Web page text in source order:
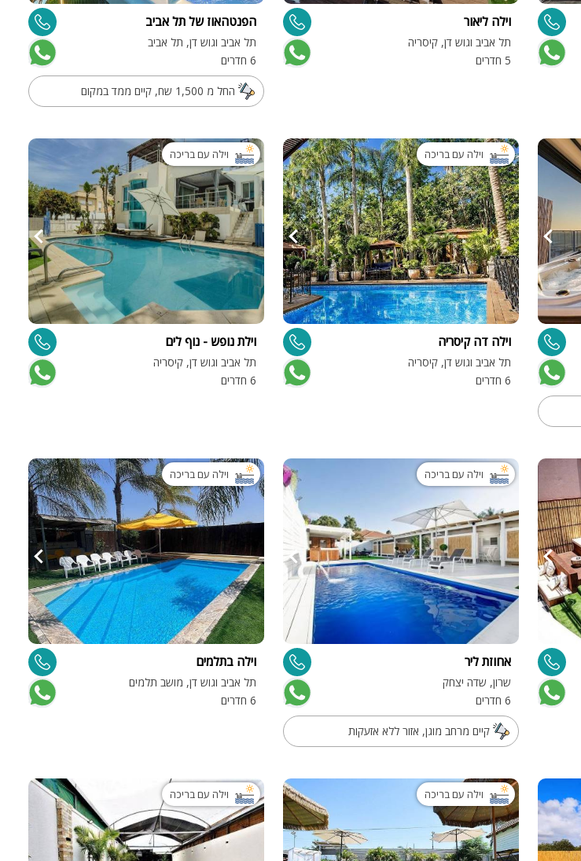
וילה ליאור
תל אביב וגוש דן, קיסריה
5 חדרים
הפנטהאוז של תל אביב
תל אביב וגוש דן, תל אביב
6 חדרים
החל מ 1,500 שח, קיים ממד במקום
וילה עם בריכה
וילה דה קיסריה
תל אביב וגוש דן, קיסריה
6 חדרים
וילה עם בריכה
וילת נופש - נוף לים
תל אביב וגוש דן, קיסריה
6 חדרים
וילה עם בריכה
אחוזת ליר
שרון, שדה יצחק
6 חדרים
קיים מרחב מוגן, אזור ללא אזעקות
וילה עם בריכה
וילה בתלמים
תל אביב וגוש דן, מושב תלמים
6 חדרים
וילה עם בריכה וילה עם בריכה